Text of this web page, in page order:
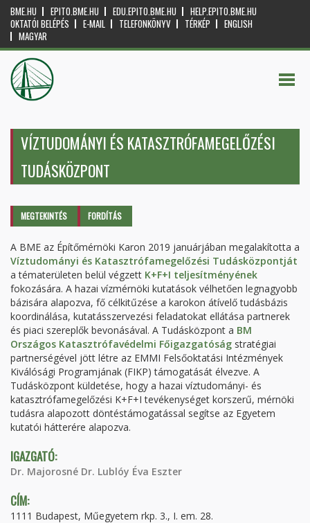
BME.HU EPITO.BME.HU EDU.EPITO.BME.HU
HELP.EPITO.BME.HU
OKTATÓI BELÉPÉS
E-MAIL TELEFONKÖNYV TÉRKÉP
ENGLISH
MAGYAR
VÍZTUDOMÁNYI ÉS KATASZTRÓFAMEGELŐZÉSI
TUDÁSKÖZPONT
Elsődleges fülek
MEGTEKINTÉS (AKTÍVFORDÍTÁS
A BME az Építőmérnöki Karon 2019 januárjában megalakította a
Víztudományi és Katasztrófamegelőzési Tudásközpontját
a tématerületen belül végzett K+F+I teljesítményének
fokozására. A hazai vízmérnöki kutatások vélhetően legnagyobb
bázisára alapozva, fő célkitűzése a karokon átívelő tudásbázis
koordinálása, kutatásszervezési feladatokat ellátása partnerek
és piaci szereplők bevonásával. A Tudásközpont a BM
Országos Katasztrófavédelmi Főigazgatóság stratégiai
partnerségével jött létre az EMMI Felsőoktatási Intézmények
Kiválósági Programjának (FIKP) támogatását élvezve. A
Tudásközpont küldetése, hogy a hazai víztudományi- és
katasztrófamegelőzési K+F+I tevékenységet korszerű, mérnöki
tudásra alapozott döntéstámogatással segítse az Egyetem
kutatói hátterére alapozva.
IGAZGATÓ:
Dr. Majorosné Dr. Lublóy Éva Eszter
CÍM:
1111 Budapest, Műegyetem rkp. 3., I. em. 28.